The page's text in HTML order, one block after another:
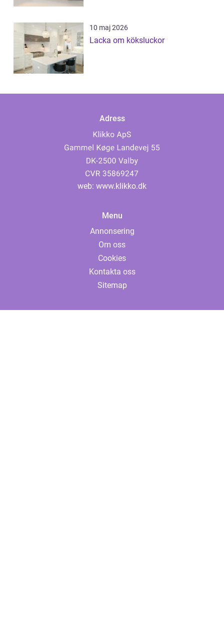
10 maj 2026
Lacka om köksluckor
Adress
web: www.klikko.dk
Menu
Annonsering
Om oss
Cookies
Kontakta oss
Sitemap